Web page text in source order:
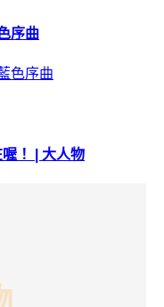
序曲
！ | 大人物